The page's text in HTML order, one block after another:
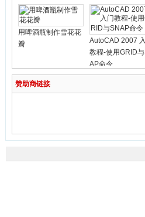
用啤酒瓶制作雪花花
瓣
AutoCAD 2007
教程-使用GRID与
AP命令
赞助商链接